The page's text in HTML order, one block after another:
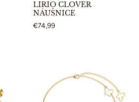
LIRIO CLOVER
NÁUŠNICE
€74,99